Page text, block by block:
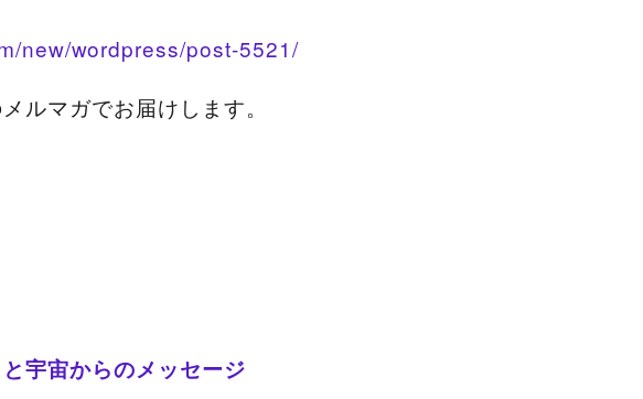
new/wordpress/post-5521/
ルマガでお届けします。
宇宙からのメッセージ